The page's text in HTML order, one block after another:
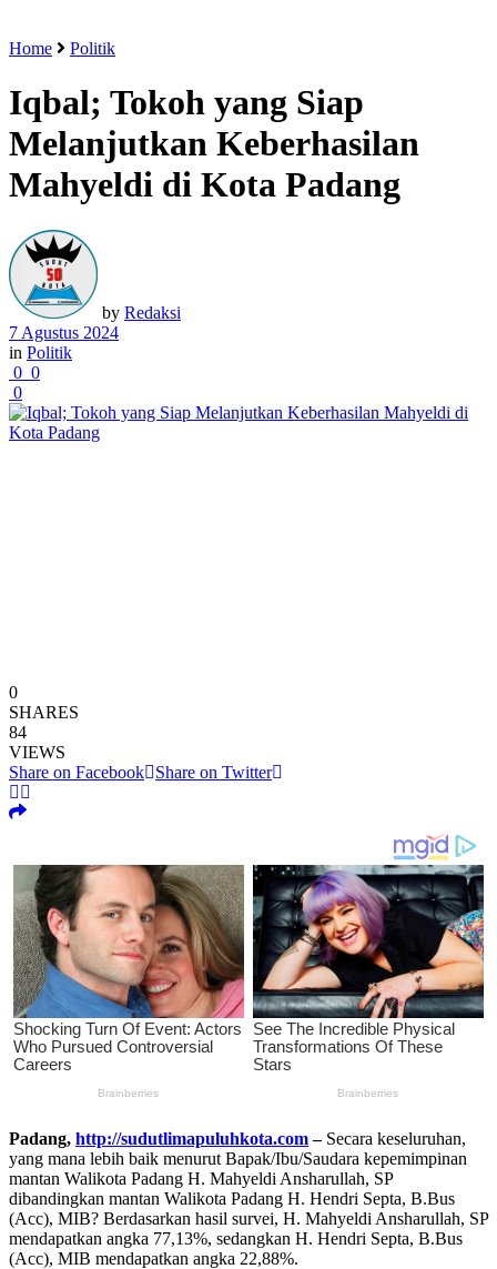
Home Politik
Iqbal; Tokoh yang Siap
Melanjutkan Keberhasilan
Mahyeldi di Kota Padang
by Redaksi
7 Agustus 2024
in Politik
0 0
0
0
SHARES
84
VIEWS
Share on Facebook
Share on Twitter
Padang, http://sudutlimapuluhkota.com–Secara keseluruhan,
yang mana lebih baik menurut Bapak/Ibu/Saudara kepemimpinan
mantan Walikota Padang H. Mahyeldi Ansharullah, SP
dibandingkan mantan Walikota Padang H. Hendri Septa, B.Bus
(Acc), MIB? Berdasarkan hasil survei, H. Mahyeldi Ansharullah, SP
mendapatkan angka 77,13%, sedangkan H. Hendri Septa, B.Bus
(Acc), MIB mendapatkan angka 22,88%.